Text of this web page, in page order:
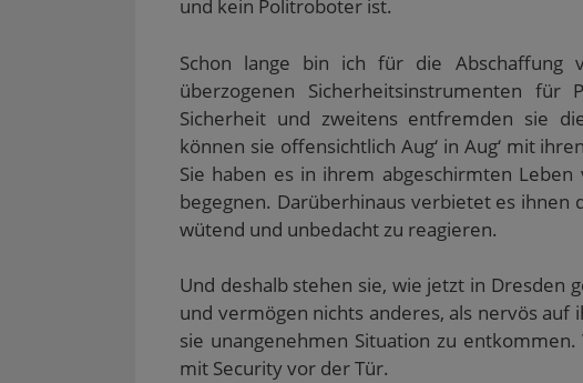
i
u
m
e
s
e
r
g
e
ö
n
e
t
)
f
)
e e n
)
und kein Politroboter ist.
Schon lange bin ich für die Abschaffung
überzogenen Sicherheitsinstrumenten
Sicherheit und zweitens entfremden sie
können sie offensichtlich Aug‘ in Aug‘ mit
Sie haben es in ihrem abgeschirmten
begegnen. Darüberhinaus verbietet es
wütend und unbedacht zu reagieren.
Und deshalb stehen sie, wie jetzt in
und vermögen nichts anderes, als nervös
sie unangenehmen Situation zu
mit Security vor der Tür.